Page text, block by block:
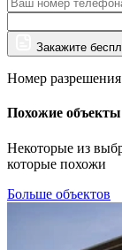
Закажите
Номер
Похожие объекты
Некоторые из
которые похожи
Больше объектов